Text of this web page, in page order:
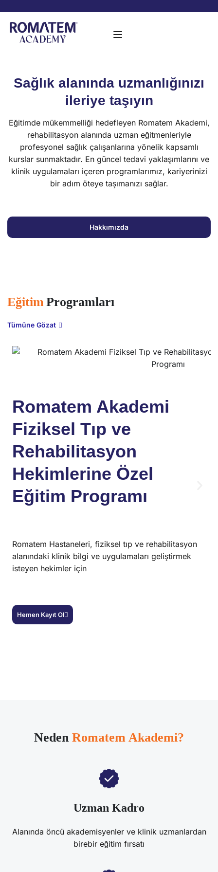
Sağlık alanında uzmanlığınızı
ileriye taşıyın
Eğitimde mükemmelliği hedefleyen Romatem Akademi,
rehabilitasyon alanında uzman eğitmenleriyle
profesyonel sağlık çalışanlarına yönelik kapsamlı
kurslar sunmaktadır. En güncel tedavi yaklaşımlarını ve
klinik uygulamaları içeren programlarımız, kariyerinizi
bir adım öteye taşımanızı sağlar.
Hakkımızda
Programları
Eğitim
Tümüne Gözat
Romatem Akademi
Fiziksel Tıp ve
Rehabilitasyon
Hekimlerine Özel
Eğitim Programı
Romatem Hastaneleri, fiziksel tıp ve rehabilitasyon
alanındaki klinik bilgi ve uygulamaları geliştirmek
isteyen hekimler için
Hemen Kayıt Ol
Neden Romatem Akademi?
Uzman Kadro
Alanında öncü akademisyenler ve klinik uzmanlardan
birebir eğitim fırsatı